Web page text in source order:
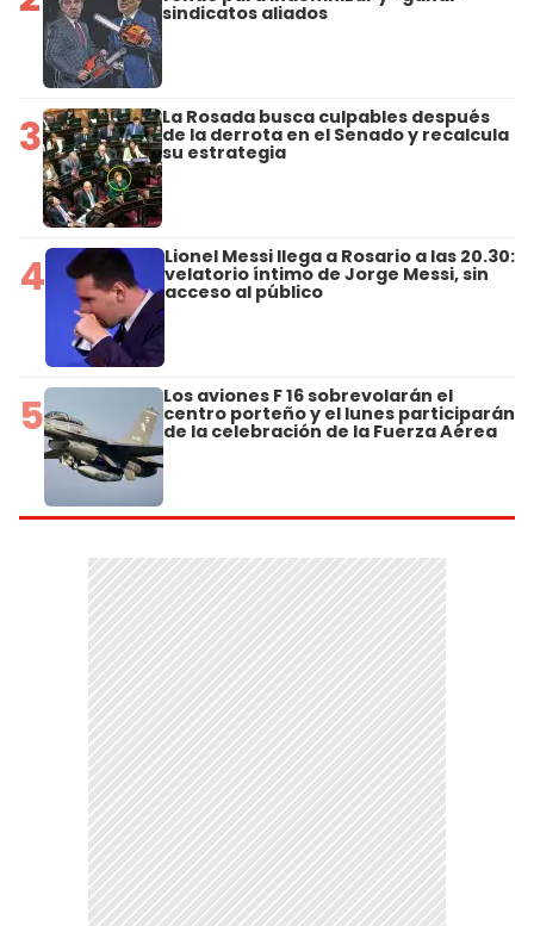
sindicatos aliados
3 La Rosada busca culpables después
de la derrota en el Senado y recalcula
su estrategia
4 Lionel Messi llega a Rosario a las 20.30:
velatorio íntimo de Jorge Messi, sin
acceso al público
5 Los aviones F 16 sobrevolarán el
centro porteño y el lunes participarán
de la celebración de la Fuerza Aérea